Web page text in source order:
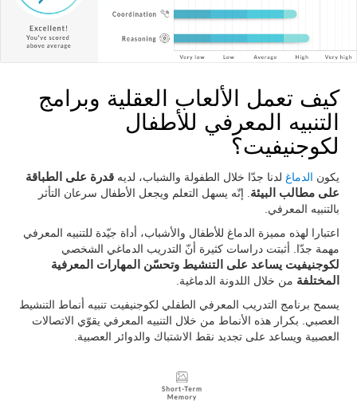
كيف تعمل الألعاب العقلية وبرامج
التنبيه المعرفي للأطفال
لكوجنيفيت؟
يكون الدماغ لدنا جدّا خلال الطفولة والشباب، لديهقدرة على الطباقة
على مطالب البيئة . إنّه يسهل التعلم ويجعل الأطفال سرعان التأثر
بالتنبيه المعرفي.
اعتبارا لهذه مميزة الدماغ للأطفال والأشباب، أداة جيّدة للتنبيه المعرفي
مهمة جدّا. أثبتت دراسات كثيرة أنّ التدريب الدماغي الشخصي
لكوجنيفيت يساعد على التنشيط وتحسّن المهارات المعرفية
المختلفة من خلال اللدونة الدماغية.
يسمح برنامج التدريب المعرفي الطفلي لكوجنيفيت تنبيه أنماط التنشيط
العصبي. بكرار هذه الأنماط من خلال التنبيه المعرفي يقوّي الاتصالات
العصبية ويساعد على تجديد نقط الاشتباك والدوائر العصبية.